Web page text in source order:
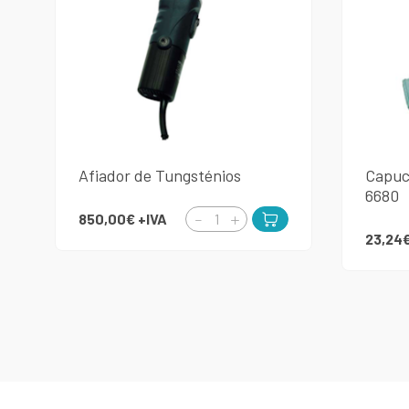
Afiador de Tungsténios
850,00€ +IVA
6680